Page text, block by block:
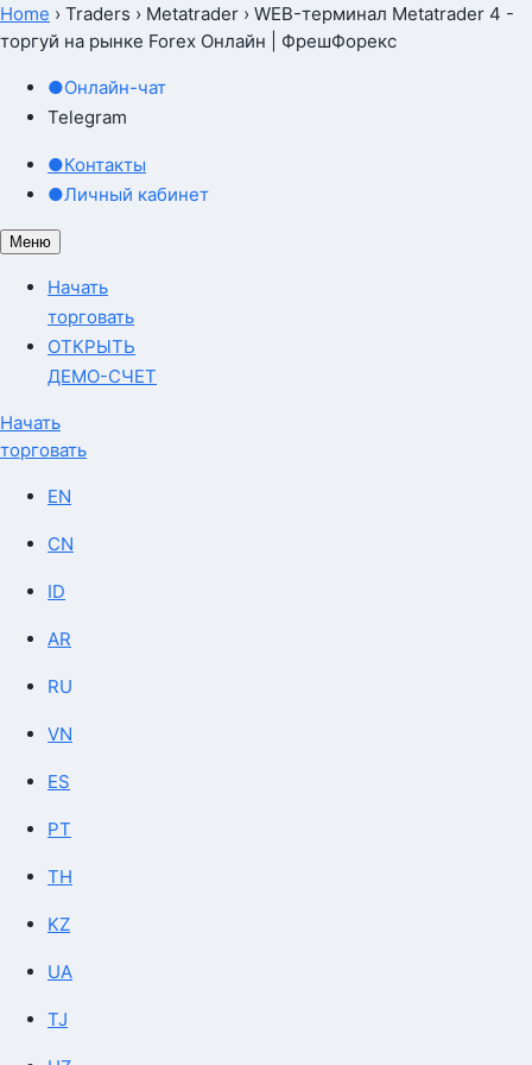
Home › Traders › Metatrader › WEB-терминал Metatrader 4 -
торгуй на рынке Forex Онлайн | ФрешФорекс
●Онлайн-чат
Telegram
●Контакты
●Личный кабинет
Меню
Начать
торговать
ОТКРЫТЬ
ДЕМО-СЧЕТ
Начать
торговать
EN
CN
ID
AR
RU
VN
ES
PT
TH
KZ
UA
TJ